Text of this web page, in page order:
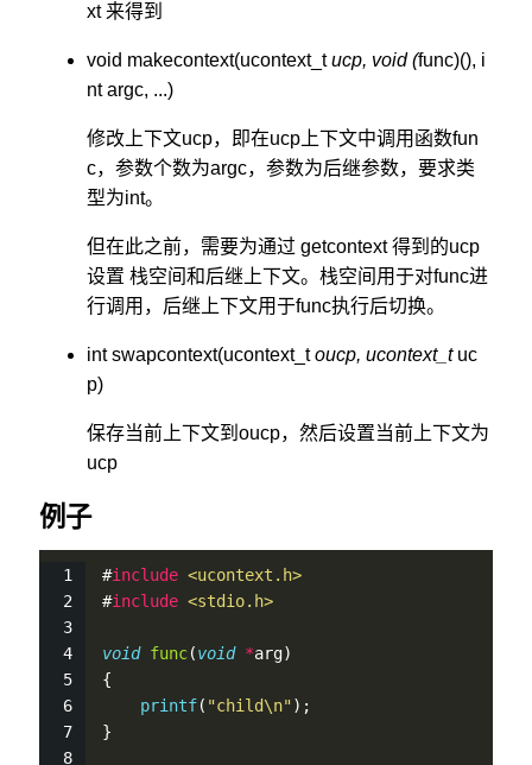
xt 来得到
void makecontext(ucontext_tucp, void (func)(), i
nt argc, ...)
修改上下文ucp，即在ucp上下文中调用函数fun
c，参数个数为argc，参数为后继参数，要求类
型为int。
但在此之前，需要为通过 getcontext 得到的ucp
设置 栈空间和后继上下文。栈空间用于对func进
行调用，后继上下文用于func执行后切换。
int swapcontext(ucontext_toucp, ucontext_t uc
p)
保存当前上下文到oucp，然后设置当前上下文为
ucp
例子
#include <ucontext.h>
#include <stdio.h>
void func(void *arg)
{
printf( "child\n");
}